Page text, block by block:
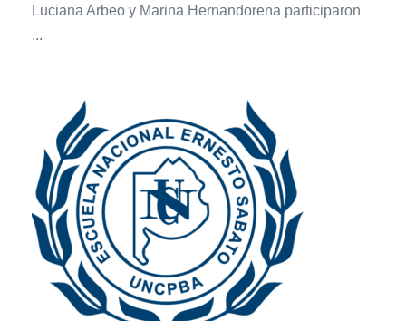
Luciana Arbeo y Marina Hernandorena participaron
...